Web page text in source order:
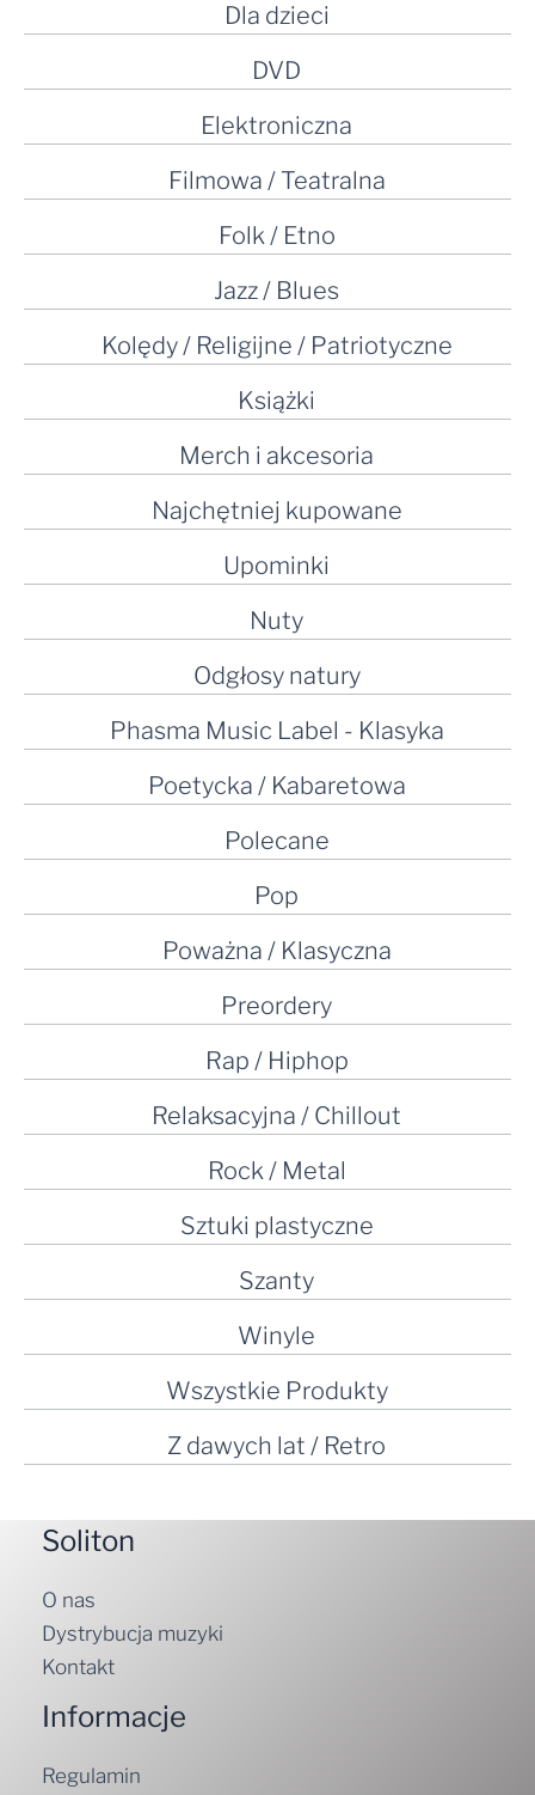
Dla dzieci
DVD
Elektroniczna
Filmowa / Teatralna
Folk / Etno
Jazz / Blues
Kolędy / Religijne / Patriotyczne
Książki
Merch i akcesoria
Najchętniej kupowane
Upominki
Nuty
Odgłosy natury
Phasma Music Label - Klasyka
Poetycka / Kabaretowa
Polecane
Pop
Poważna / Klasyczna
Preordery
Rap / Hiphop
Relaksacyjna / Chillout
Rock / Metal
Sztuki plastyczne
Szanty
Winyle
Wszystkie Produkty
Z dawych lat / Retro
Soliton
O nas
Dystrybucja muzyki
Kontakt
Informacje
Regulamin